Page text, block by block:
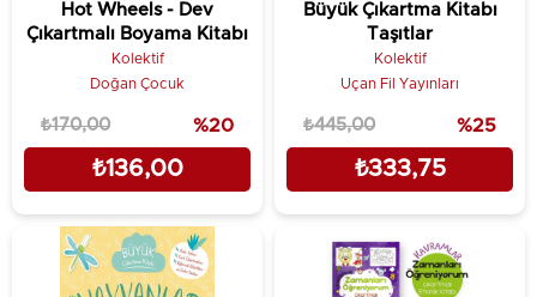
Hot Wheels - Dev
Çıkartmalı Boyama Kitabı
Kolektif
Doğan Çocuk
₺136,00
₺170,00 %20
Büyük Çıkartma Kitabı
Taşıtlar
Kolektif
Uçan Fil Yayınları
₺333,75
₺445,00 %25